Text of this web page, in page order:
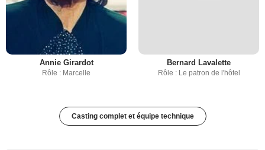
Annie Girardot
Rôle : Marcelle
Bernard Lavalette
Rôle : Le patron de l'hôtel
Casting complet et équipe technique